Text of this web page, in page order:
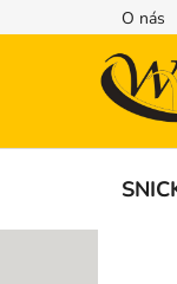
na
O nás